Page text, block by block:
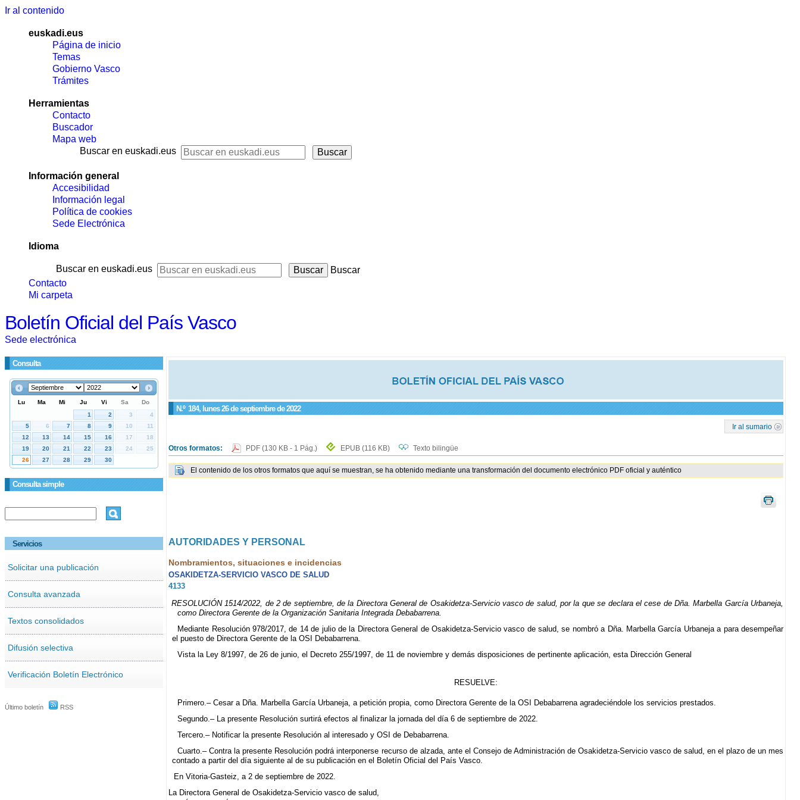
Ir al contenido
euskadi.eus
Página de inicio
Temas
Gobierno Vasco
Trámites
Herramientas
Contacto
Buscador
Mapa web
Buscar en euskadi.eus
Información general
Accesibilidad
Información legal
Política de cookies
Sede Electrónica
Idioma
Buscar en euskadi.eus
Buscar
Contacto
Mi carpeta
Boletín Oficial del País Vasco
Sede electrónica
Consulta
Consulta simple
Servicios
Solicitar una publicación
Consulta avanzada
Textos consolidados
Difusión selectiva
Verificación Boletín Electrónico
Último boletín RSS
N.º 184, lunes 26 de septiembre de 2022
Ir al sumario
Otros formatos: PDF (130 KB - 1 Pág.) EPUB (116 KB) Texto bilingüe
El contenido de los otros formatos que aquí se muestran, se ha obtenido mediante una transformación del documento electrónico PDF oficial y auténtico
AUTORIDADES Y PERSONAL
Nombramientos, situaciones e incidencias
OSAKIDETZA-SERVICIO VASCO DE SALUD
4133
RESOLUCIÓN 1514/2022, de 2 de septiembre, de la Directora General de Osakidetza-Servicio vasco de salud, por la que se declara el cese de Dña. Marbella García Urbaneja,
como Directora Gerente de la Organización Sanitaria Integrada Debabarrena.
Mediante Resolución 978/2017, de 14 de julio de la Directora General de Osakidetza-Servicio vasco de salud, se nombró a Dña. Marbella García Urbaneja a para desempeñar
el puesto de Directora Gerente de la OSI Debabarrena.
Vista la Ley 8/1997, de 26 de junio, el Decreto 255/1997, de 11 de noviembre y demás disposiciones de pertinente aplicación, esta Dirección General
RESUELVE:
Primero.– Cesar a Dña. Marbella García Urbaneja, a petición propia, como Directora Gerente de la OSI Debabarrena agradeciéndole los servicios prestados.
Segundo.– La presente Resolución surtirá efectos al finalizar la jornada del día 6 de septiembre de 2022.
Tercero.– Notificar la presente Resolución al interesado y OSI de Debabarrena.
Cuarto.– Contra la presente Resolución podrá interponerse recurso de alzada, ante el Consejo de Administración de Osakidetza-Servicio vasco de salud, en el plazo de un mes
contado a partir del día siguiente al de su publicación en el Boletín Oficial del País Vasco.
En Vitoria-Gasteiz, a 2 de septiembre de 2022.
La Directora General de Osakidetza-Servicio vasco de salud,